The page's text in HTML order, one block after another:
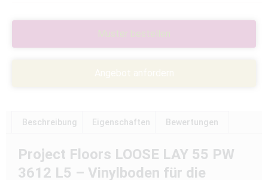
Beschreibung Eigenschaften Bewertungen
Project Floors LOOSE LAY 55 PW
3612 L5 – Vinylboden für die